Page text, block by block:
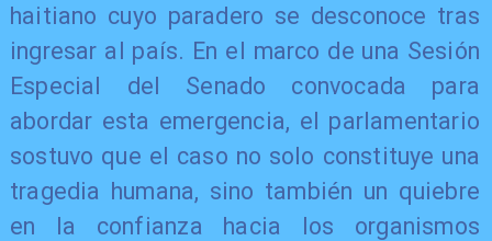
haitiano cuyo paradero se desconoce tras
ingresar al país. En el marco de una Sesión
Especial del Senado convocada para
abordar esta emergencia, el parlamentario
sostuvo que el caso no solo constituye una
tragedia humana, sino también un quiebre
en la confianza hacia los organismos